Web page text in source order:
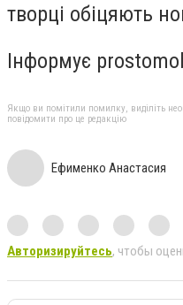
творці обіцяють
Інформує
Якщо ви помітили помилку, виділіть
повідомити про це редакцію
Ефименко Анастасия
Авторизируйтесь, чтобы